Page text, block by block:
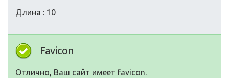
Длина : 10
Favicon
Отлично, Ваш сайт имеет favicon.